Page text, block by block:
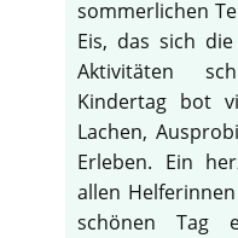
sommerlichen
Eis, das sich
Aktivitäten
Kindertag bot
Lachen,
Erleben. Ein
allen
schönen Tag